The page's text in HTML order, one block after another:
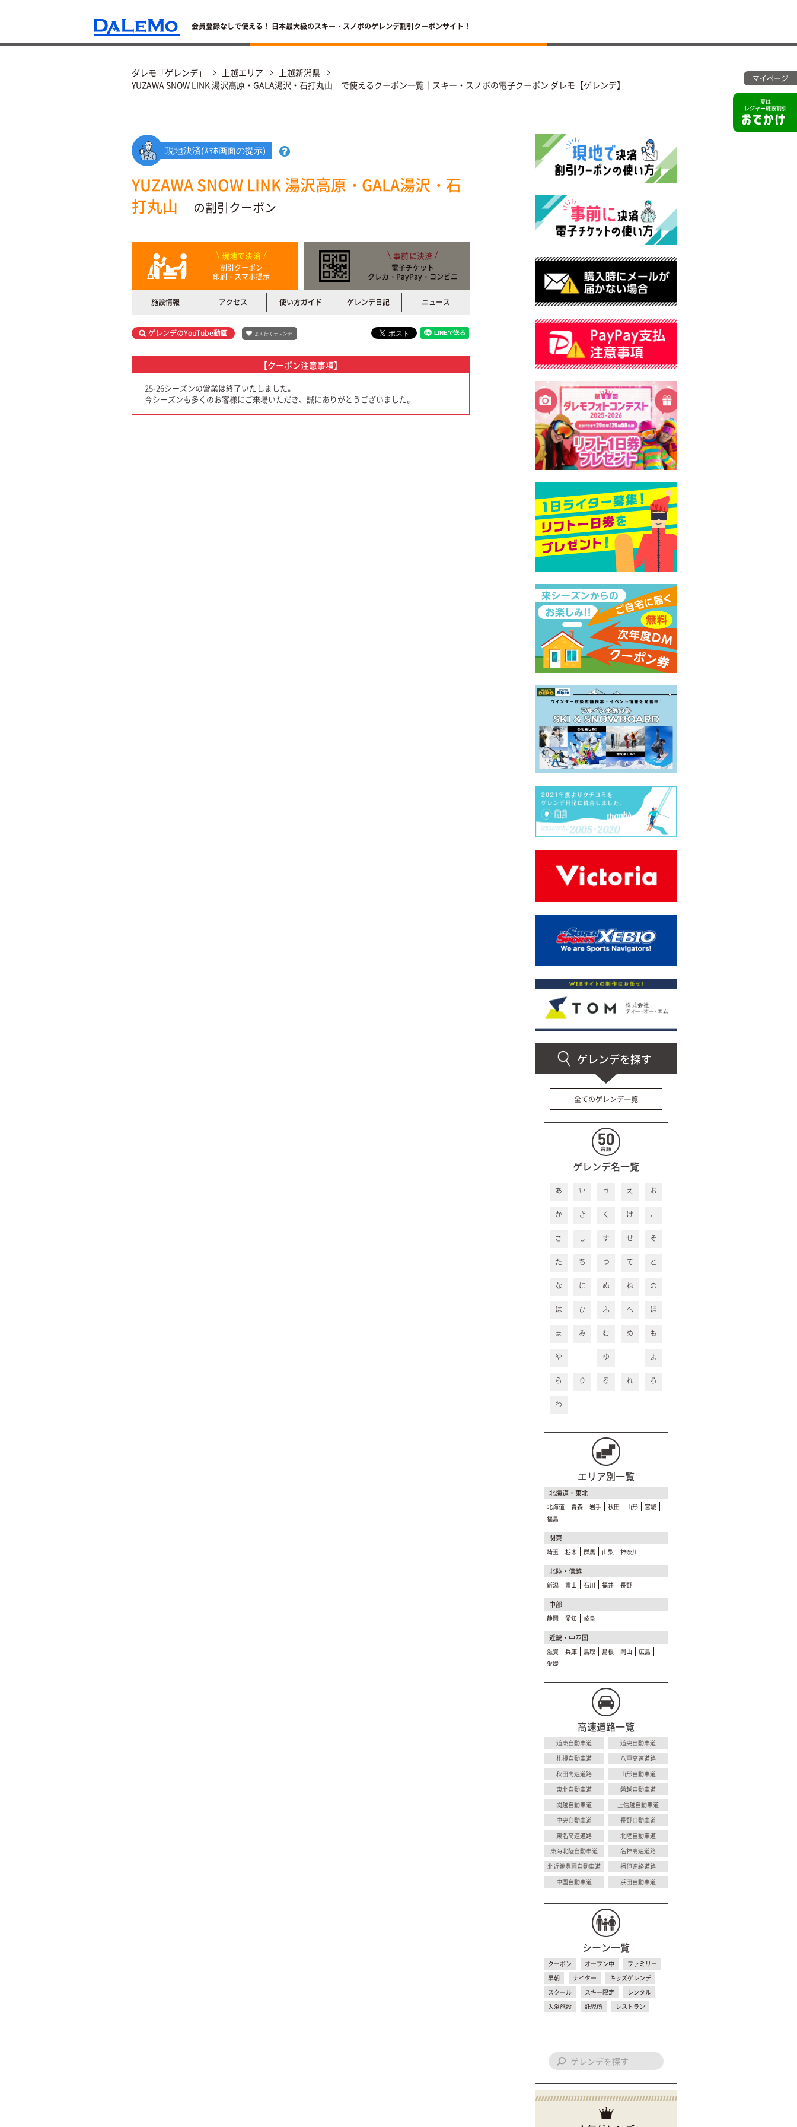
会員登録なしで使える！ 日本最大級のスキー・スノボのゲレンデ割引クーポンサイト！
夏は
レジャー施設割引
マイページ
ダレモ「ゲレンデ」 上越エリア
上越新潟県
YUZAWA SNOW LINK 湯沢高原・GALA湯沢・石打丸山 で使えるクーポン一覧｜スキー・スノボの電子クーポン ダレモ【ゲレンデ】
現地決済(ｽﾏﾎ画面の提示)
YUZAWA SNOW LINK 湯沢高原・GALA湯沢・石
打丸山
の割引クーポン
現地で決済
割引クーポン
印刷・スマホ提示
事前に決済
電子チケット
クレカ・PayPay・コンビニ
施設情報 アクセス 使い方ガイド ゲレンデ日記 ニュース
ゲレンデのYouTube動画 よく行くゲレンデ
【クーポン注意事項】
25-26シーズンの営業は終了いたしました。
今シーズンも多くのお客様にご来場いただき、誠にありがとうございました。
全てのゲレンデ一覧
ゲレンデ名一覧
あ い う え お
か き く け こ
さ し す せ そ
た ち つ て と
な に ぬ ね の
は ひ ふ へ ほ
ま み む め も
や ゆ よ
ら り る れ ろ
わ
エリア別一覧
北海道・東北
北海道 青森 岩手 秋田 山形
宮城
福島
関東
埼玉 栃木 群馬 山梨 神奈川
北陸・信越
新潟 富山 石川 福井 長野
中部
静岡 愛知 岐阜
近畿・中四国
滋賀 兵庫 鳥取 島根 岡山
広島
愛媛
高速道路一覧
道東自動車道
道央自動車道
札樽自動車道
八戸高速道路
秋田高速道路
山形自動車道
東北自動車道
磐越自動車道
関越自動車道
上信越自動車道
中央自動車道
長野自動車道
東名高速道路
北陸自動車道
東海北陸自動車道
名神高速道路
北近畿豊岡自動車道
播但連絡道路
中国自動車道
浜田自動車道
シーン一覧
クーポン オープン中
ファミリー
早朝
ナイター
キッズゲレンデ
スクール
スキー限定
レンタル
入浴施設
託児所 レストラン